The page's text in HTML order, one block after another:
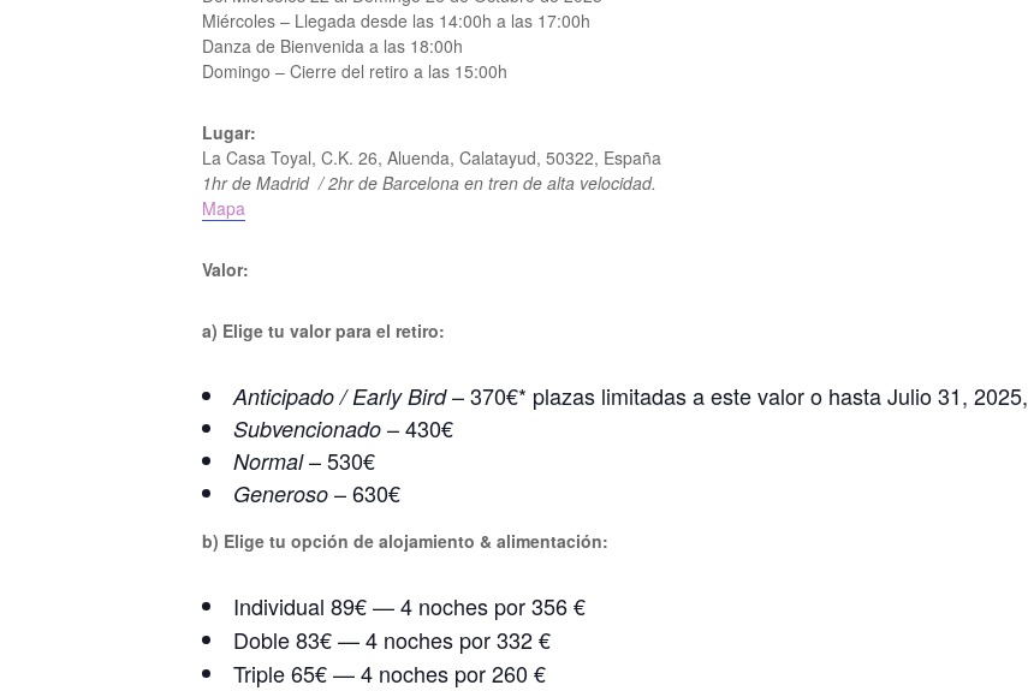
Miércoles – Llegada desde las 14:00h a las 17:00h
Danza de Bienvenida a las 18:00h
Domingo – Cierre del retiro a las 15:00h
Lugar:
La Casa Toyal, C.K. 26, Aluenda, Calatayud, 50322, España
1hr de Madrid / 2hr de Barcelona en tren de alta velocidad.
Mapa
Valor:
a) Elige tu valor para el retiro:
Anticipado / Early Bird– 370€* plazas limitadas a este valor o hasta Julio 31, 2025,
Subvencionado – 430€
Normal– 530€
Generoso – 630€
b) Elige tu opción de alojamiento & alimentación:
Individual 89€ — 4 noches por 356 €
Doble 83€ — 4 noches por 332 €
Triple 65€ — 4 noches por 260 €